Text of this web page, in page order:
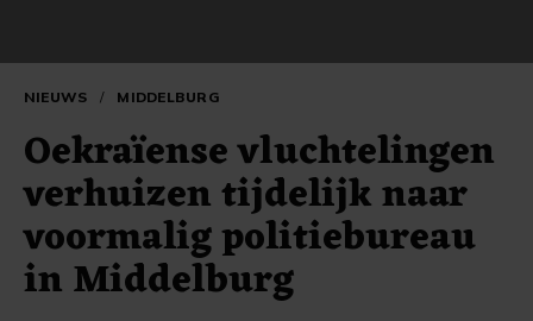
NIEUWS / MIDDELBURG
Oekraïense vluchtelingen
verhuizen tijdelijk naar
voormalig politiebureau
in Middelburg